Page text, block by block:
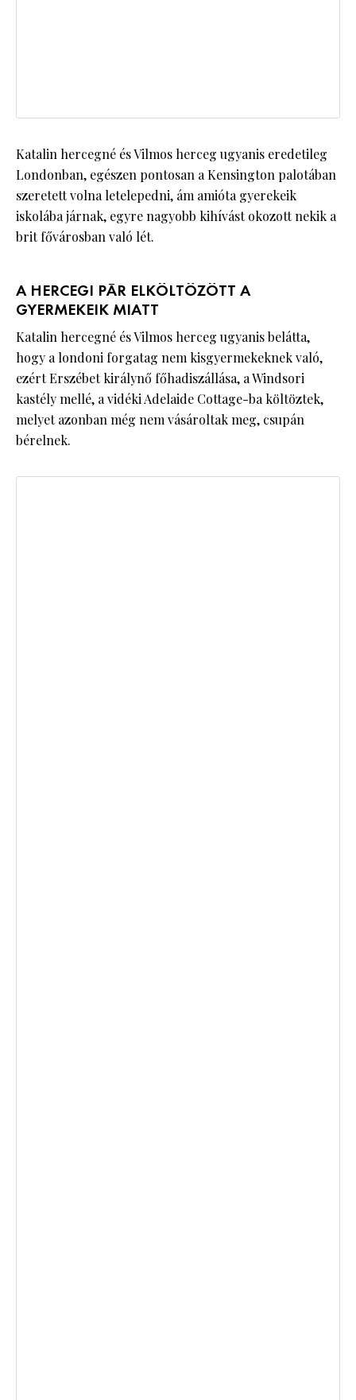
Katalin hercegné és Vilmos herceg ugyanis eredetileg
Londonban, egészen pontosan a Kensington palotában
szeretett volna letelepedni, ám amióta gyerekeik
iskolába járnak, egyre nagyobb kihívást okozott nekik a
brit fővárosban való lét.
A HERCEGI PÁR ELKÖLTÖZÖTT A
GYERMEKEIK MIATT
Katalin hercegné és Vilmos herceg ugyanis belátta,
hogy a londoni forgatag nem kisgyermekeknek való,
ezért Erszébet királynő főhadiszállása, a Windsori
kastély mellé, a vidéki Adelaide Cottage-ba költöztek,
melyet azonban még nem vásároltak meg, csupán
bérelnek.